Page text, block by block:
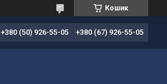
Кошик
+380 (50) 926-55-05 +380 (67) 926-55-05